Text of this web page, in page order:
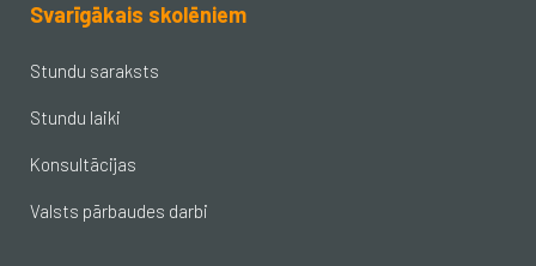
Svarīgākais skolēniem
Stundu saraksts
Stundu laiki
Konsultācijas
Valsts pārbaudes darbi